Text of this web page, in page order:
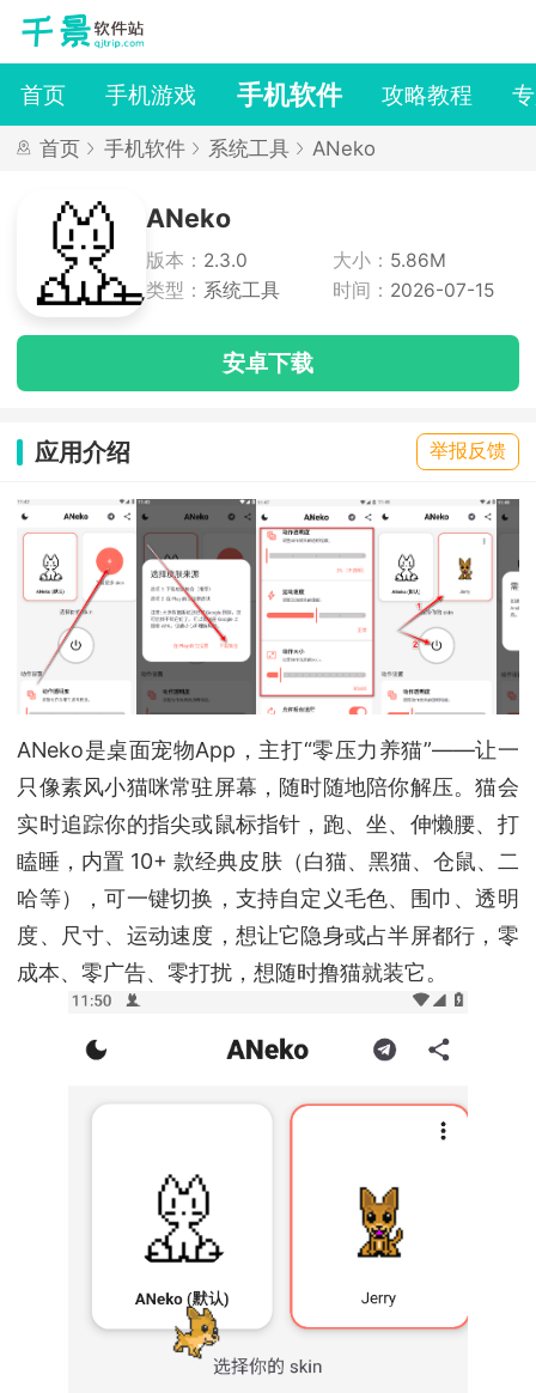
首页 手机游戏 手机软件 攻略教程
首页 手机软件 系统工具 ANeko
ANeko
版本： 2.3.0 大小： 5.86M
类型： 系统工具 时间： 2026-07-15
安卓下载
应用介绍 举报反馈
ANeko是桌面宠物App，主打“零压力养猫”——让一
只像素风小猫咪常驻屏幕，随时随地陪你解压。猫会
实时追踪你的指尖或鼠标指针，跑、坐、伸懒腰、打
瞌睡，内置 10+ 款经典皮肤（白猫、黑猫、仓鼠、二
哈等），可一键切换，支持自定义毛色、围巾、透明
度、尺寸、运动速度，想让它隐身或占半屏都行，零
成本、零广告、零打扰，想随时撸猫就装它。